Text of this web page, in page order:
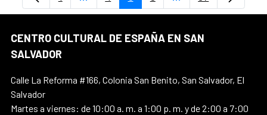
CENTRO CULTURAL DE ESPAÑA EN SAN
SALVADOR
Calle La Reforma #166, Colonia San Benito, San Salvador, El
Salvador
Martes a viernes: de 10:00 a. m. a 1:00 p. m. y de 2:00 a 7:00